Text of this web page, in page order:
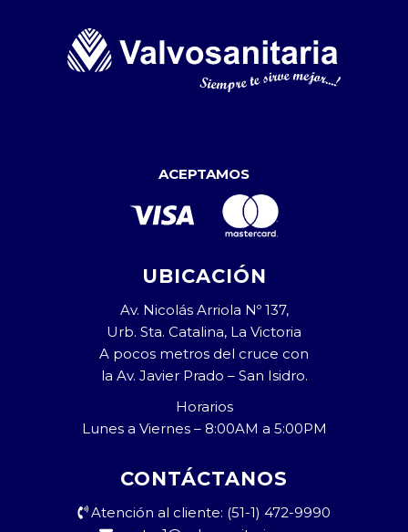
ACEPTAMOS
UBICACIÓN
Av. Nicolás Arriola Nº 137,
Urb. Sta. Catalina, La Victoria
A pocos metros del cruce con
la Av. Javier Prado – San Isidro.
Horarios
Lunes a Viernes – 8:00AM a 5:00PM
CONTÁCTANOS
Atención al cliente: (51-1) 472-9990